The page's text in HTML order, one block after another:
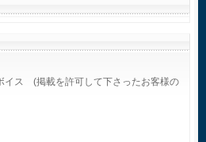
ス (掲載を許可して下さったお客様の